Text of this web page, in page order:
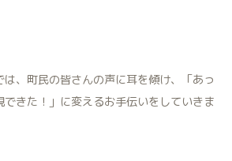
、町民の皆さんの声に耳を傾け、「あっ
きた！」に変えるお手伝いをしていきま